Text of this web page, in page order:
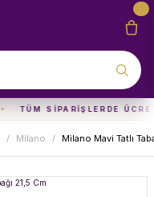
TÜM SIPARIŞLERDE
Milano Milano Mavi Tatlı